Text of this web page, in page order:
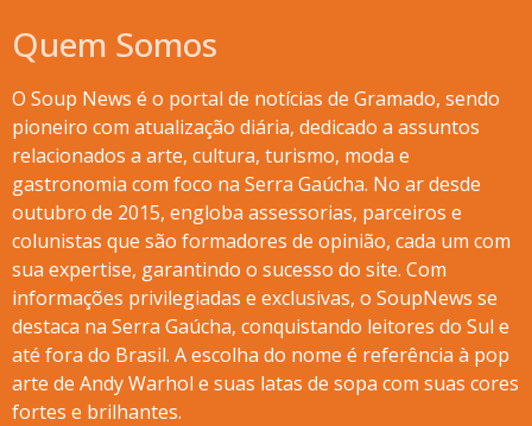
Quem Somos
O Soup News é o portal de notícias de Gramado, sendo
pioneiro com atualização diária, dedicado a assuntos
relacionados a arte, cultura, turismo, moda e
gastronomia com foco na Serra Gaúcha. No ar desde
outubro de 2015, engloba assessorias, parceiros e
colunistas que são formadores de opinião, cada um com
sua expertise, garantindo o sucesso do site. Com
informações privilegiadas e exclusivas, o SoupNews se
destaca na Serra Gaúcha, conquistando leitores do Sul e
até fora do Brasil. A escolha do nome é referência à pop
arte de Andy Warhol e suas latas de sopa com suas cores
fortes e brilhantes.